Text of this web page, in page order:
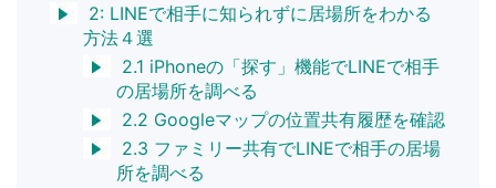
2: LINEで相手に知られずに居場所をわかる
方法４選
2.1 iPhoneの「探す」機能でLINEで相手
の居場所を調べる
2.2 Googleマップの位置共有履歴を確認
2.3 ファミリー共有でLINEで相手の居場
所を調べる